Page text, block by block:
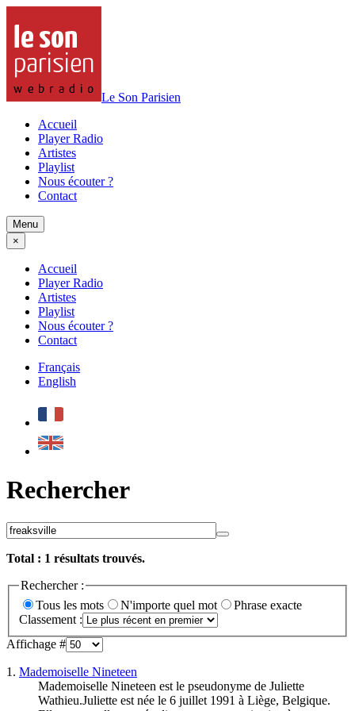
Le Son Parisien
Accueil
Player Radio
Artistes
Playlist
Nous écouter ?
Contact
Menu
×
Accueil
Player Radio
Artistes
Playlist
Nous écouter ?
Contact
Français
English
Rechercher
Total : 1 résultats trouvés.
Rechercher :
Tous les mots
N'importe quel mot
Phrase exacte
Classement :
Affichage #
1. Mademoiselle Nineteen
Mademoiselle Nineteen est le pseudonyme de Juliette
Wathieu.Juliette est née le 6 juillet 1991 à Liège, Belgique.